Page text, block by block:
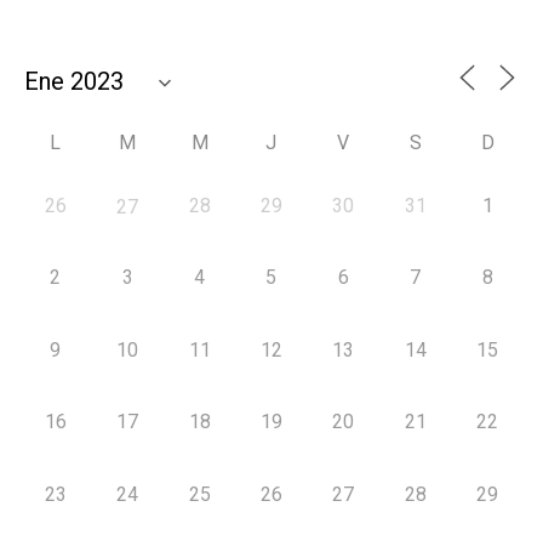
L M M J V S D
26 27 28 29 30 31 1
2 3 4 5 6 7 8
9 10 11 12 13 14 15
16 17 18 19 20 21 22
23 24 25 26 27 28 29